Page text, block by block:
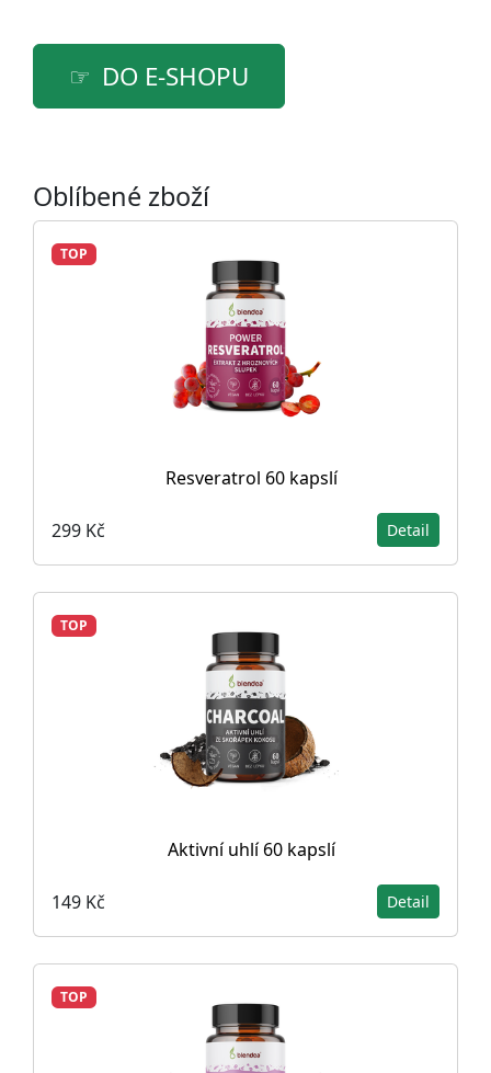
DO E-SHOPU
Oblíbené zboží
TOP
Resveratrol 60 kapslí
299 Kč Detail
TOP
Aktivní uhlí 60 kapslí
149 Kč Detail
TOP